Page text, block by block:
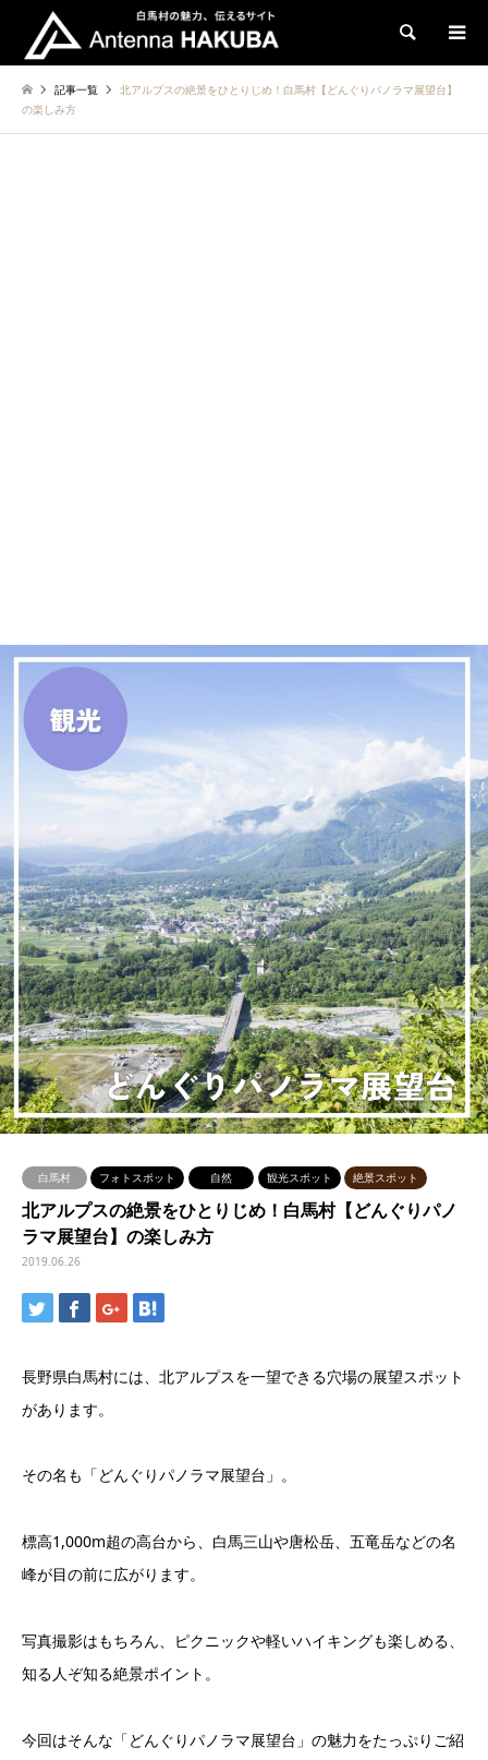
検索
記事一覧
北アルプスの絶景をひとりじめ！白馬村【どんぐりパノラマ展望台】
の楽しみ方
白馬村 フォトスポット 自然 観光スポット 絶景スポット
北アルプスの絶景をひとりじめ！白馬村【どんぐりパノ
ラマ展望台】の楽しみ方
2019.06.26
長野県白馬村には、北アルプスを一望できる穴場の展望スポット
があります。
その名も「どんぐりパノラマ展望台」。
標高1,000m超の高台から、白馬三山や唐松岳、五竜岳などの名
峰が目の前に広がります。
写真撮影はもちろん、ピクニックや軽いハイキングも楽しめる、
知る人ぞ知る絶景ポイント。
今回はそんな「どんぐりパノラマ展望台」の魅力をたっぷりご紹